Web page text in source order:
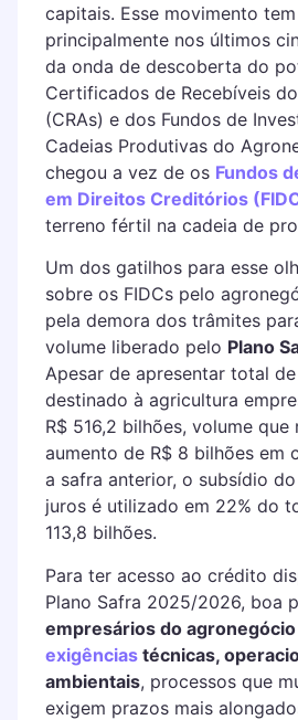
capitais. Esse movimento
principalmente nos últimos
da onda de descoberta do
Certificados de Recebíveis
(CRAs) e dos Fundos de
Cadeias Produtivas do
chegou a vez de os Fundos
em Direitos Creditórios
terreno fértil na cadeia de
Um dos gatilhos para esse
sobre os FIDCs pelo
pela demora dos trâmites
volume liberado pelo Plano
Apesar de apresentar total
destinado à agricultura
R$ 516,2 bilhões, volume que
aumento de R$ 8 bilhões em
a safra anterior, o subsídio
juros é utilizado em 22% do
113,8 bilhões.
Para ter acesso ao crédito
Plano Safra 2025/2026, boa
empresários do
exigênciastécnicas,
ambientais, processos que
exigem prazos mais